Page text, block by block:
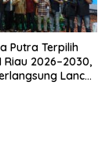
Putra Terpilih
Riau 2026–2030,
Lancar